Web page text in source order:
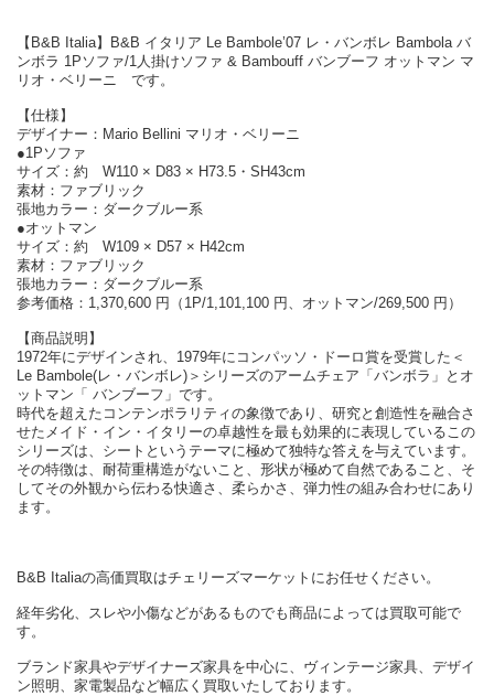
【B&B Italia】B&B イタリア Le Bambole’07 レ・バンボレ Bambola バ
ンボラ 1Pソファ/1人掛けソファ & Bambouff バンブーフ オットマン マ
リオ・ベリーニ です。
【仕様】
デザイナー：Mario Bellini マリオ・ベリーニ
●1Pソファ
サイズ：約 W110 × D83 × H73.5・SH43cm
素材：ファブリック
張地カラー：ダークブルー系
●オットマン
サイズ：約 W109 × D57 × H42cm
素材：ファブリック
張地カラー：ダークブルー系
参考価格：1,370,600 円（1P/1,101,100 円、オットマン/269,500 円）
【商品説明】
1972年にデザインされ、1979年にコンパッソ・ドーロ賞を受賞した＜
Le Bambole(レ・バンボレ)＞シリーズのアームチェア「バンボラ」とオ
ットマン「 バンブーフ」です。
時代を超えたコンテンポラリティの象徴であり、研究と創造性を融合さ
せたメイド・イン・イタリーの卓越性を最も効果的に表現しているこの
シリーズは、シートというテーマに極めて独特な答えを与えています。
その特徴は、耐荷重構造がないこと、形状が極めて自然であること、そ
してその外観から伝わる快適さ、柔らかさ、弾力性の組み合わせにあり
ます。
B&B Italiaの高価買取はチェリーズマーケットにお任せください。
経年劣化、スレや小傷などがあるものでも商品によっては買取可能で
す。
ブランド家具やデザイナーズ家具を中心に、ヴィンテージ家具、デザイ
ン照明、家電製品など幅広く買取いたしております。